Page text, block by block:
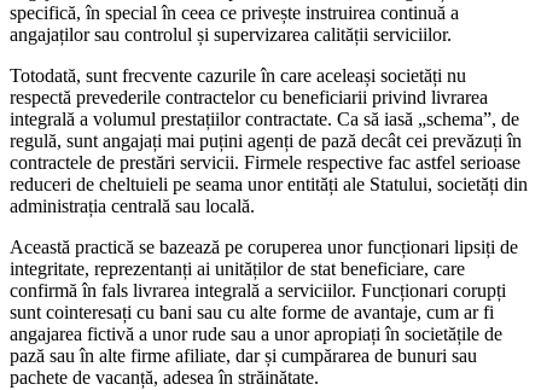
specifică, în special în ceea ce privește instruirea continuă a
angajaților sau controlul și supervizarea calității serviciilor.
Totodată, sunt frecvente cazurile în care aceleași societăți nu
respectă prevederile contractelor cu beneficiarii privind livrarea
integrală a volumul prestațiilor contractate. Ca să iasă „schema”, de
regulă, sunt angajați mai puțini agenți de pază decât cei prevăzuți în
contractele de prestări servicii. Firmele respective fac astfel serioase
reduceri de cheltuieli pe seama unor entități ale Statului, societăți din
administrația centrală sau locală.
Această practică se bazează pe coruperea unor funcționari lipsiți de
integritate, reprezentanți ai unităților de stat beneficiare, care
confirmă în fals livrarea integrală a serviciilor. Funcționari corupți
sunt cointeresați cu bani sau cu alte forme de avantaje, cum ar fi
angajarea fictivă a unor rude sau a unor apropiați în societățile de
pază sau în alte firme afiliate, dar și cumpărarea de bunuri sau
pachete de vacanță, adesea în străinătate.